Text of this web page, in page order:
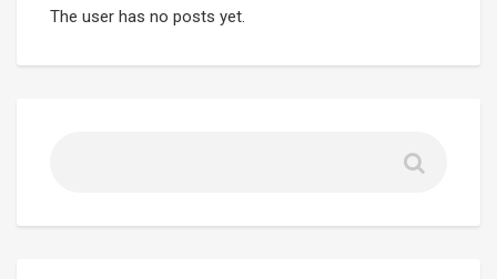
The user has no posts yet.